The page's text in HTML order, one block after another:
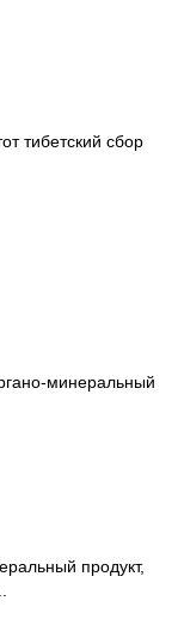
тибетский сбор
минеральный
продукт,